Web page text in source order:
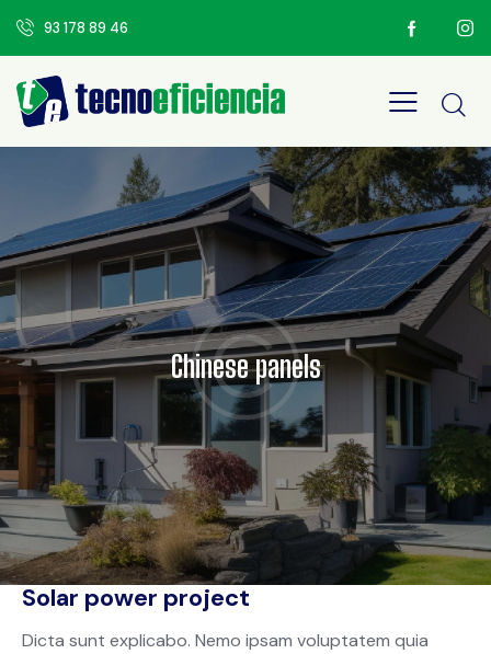
93 178 89 46
Chinese panels
Solar power project
Dicta sunt explicabo. Nemo ipsam voluptatem quia